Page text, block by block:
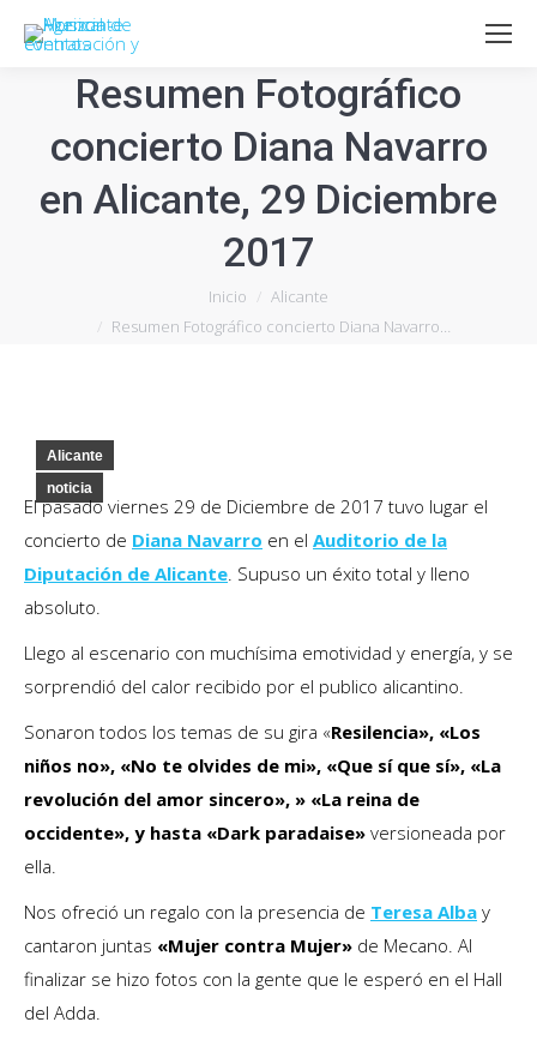
Resumen Fotográfico
concierto Diana Navarro
en Alicante, 29 Diciembre
2017
Inicio
Alicante
Resumen Fotográfico concierto Diana Navarro…
Alicante
noticia
El pasado viernes 29 de Diciembre de 2017 tuvo lugar el
concierto de Diana Navarro en el Auditorio de la
Diputación de Alicante. Supuso un éxito total y lleno
absoluto.
Llego al escenario con muchísima emotividad y energía, y se
sorprendió del calor recibido por el publico alicantino.
Sonaron todos los temas de su gira «Resilencia», «Los
niños no», «No te olvides de mi», «Que sí que sí», «La
revolución del amor sincero», » «La reina de
occidente», y hasta «Dark paradaise» versioneada por
ella.
Nos ofreció un regalo con la presencia de Teresa Alba y
cantaron juntas «Mujer contra Mujer» de Mecano. Al
finalizar se hizo fotos con la gente que le esperó en el Hall
del Adda.